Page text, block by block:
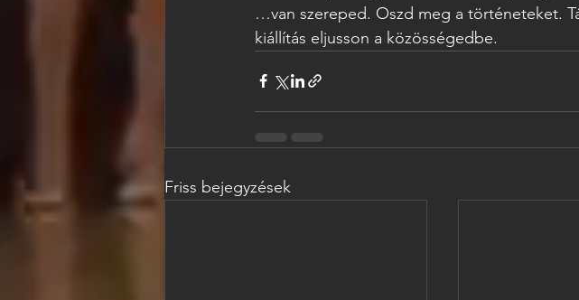
…van szereped. Oszd meg a történeteket.
kiállítás eljusson a közösségedbe.
Friss bejegyzések